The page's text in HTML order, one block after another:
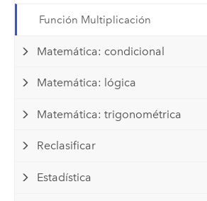
Función Multiplicación
Matemática: condicional
Matemática: lógica
Matemática: trigonométrica
Reclasificar
Estadística